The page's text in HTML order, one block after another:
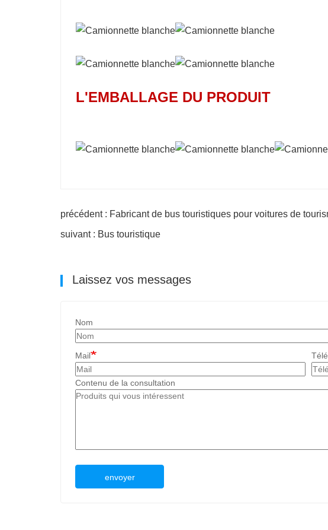
L'EMBALLAGE DU PRODUIT
précédent : Fabricant de bus touristiques pour voitures de
suivant : Bus touristique
Laissez vos messages
Nom
Mail
Contenu de la consultation
envoyer